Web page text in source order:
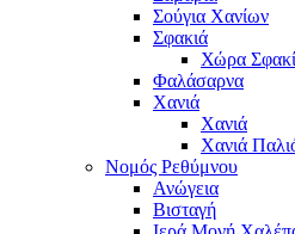
Σούγια Χανίων
Σφακιά
Χώρα
Φαλάσαρνα
Χανιά
Χανιά
Χανιά
Νομός Ρεθύμνου
Ανώγεια
Βισταγή